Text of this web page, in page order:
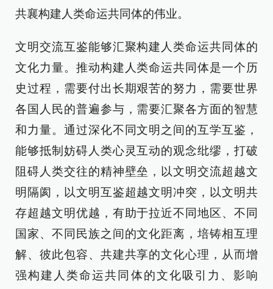
共襄构建人类命运共同体的伟业。
文明交流互鉴能够汇聚构建人类命运共同体的
文化力量。推动构建人类命运共同体是一个历
史过程，需要付出长期艰苦的努力，需要世界
各国人民的普遍参与，需要汇聚各方面的智慧
和力量。通过深化不同文明之间的互学互鉴，
能够抵制妨碍人类心灵互动的观念纰缪，打破
阻碍人类交往的精神壁垒，以文明交流超越文
明隔阂，以文明互鉴超越文明冲突，以文明共
存超越文明优越，有助于拉近不同地区、不同
国家、不同民族之间的文化距离，培铸相互理
解、彼此包容、共建共享的文化心理，从而增
强构建人类命运共同体的文化吸引力、影响